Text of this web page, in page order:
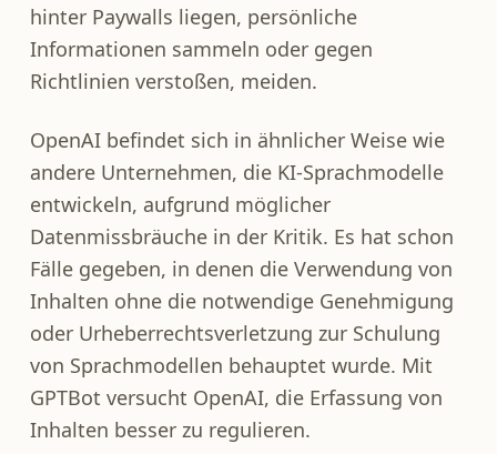
hinter Paywalls liegen, persönliche
Informationen sammeln oder gegen
Richtlinien verstoßen, meiden.
OpenAI befindet sich in ähnlicher Weise wie
andere Unternehmen, die KI-Sprachmodelle
entwickeln, aufgrund möglicher
Datenmissbräuche in der Kritik. Es hat schon
Fälle gegeben, in denen die Verwendung von
Inhalten ohne die notwendige Genehmigung
oder Urheberrechtsverletzung zur Schulung
von Sprachmodellen behauptet wurde. Mit
GPTBot versucht OpenAI, die Erfassung von
Inhalten besser zu regulieren.